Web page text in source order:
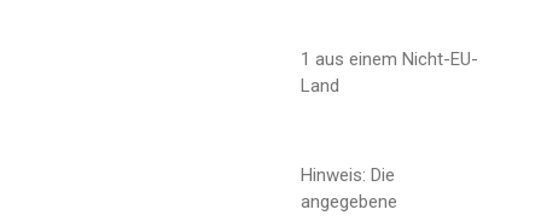
1 aus einem Nicht-EU-
Land
Hinweis: Die
angegebene